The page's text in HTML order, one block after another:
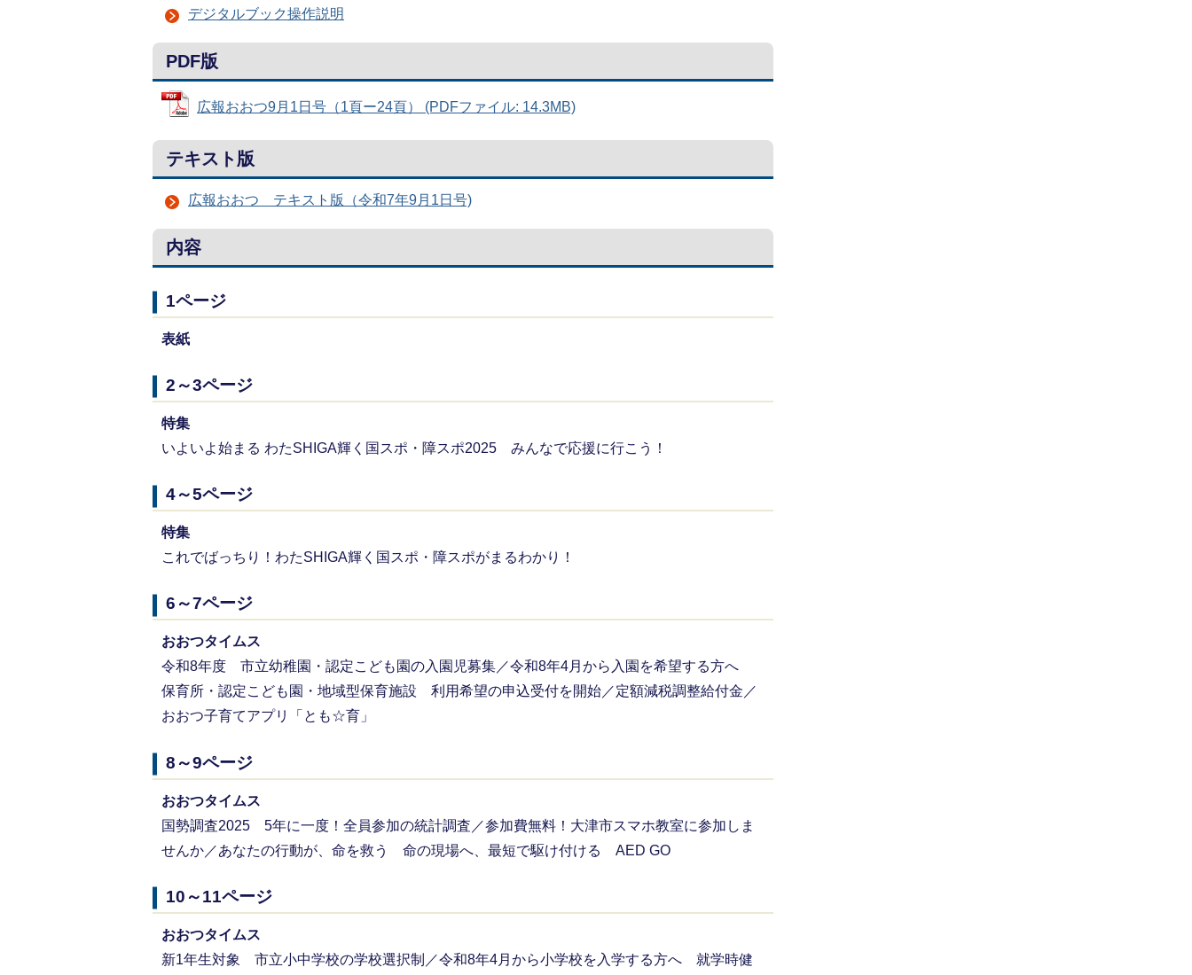
デジタルブック操作説明
PDF版
広報おおつ9月1日号（1頁ー24頁） (PDFファイル: 14.3MB)
テキスト版
広報おおつ テキスト版（令和7年9月1日号)
内容
1ページ
表紙
2～3ページ
特集
いよいよ始まる わたSHIGA輝く国スポ・障スポ2025 みんなで応援に行こう！
4～5ページ
特集
これでばっちり！わたSHIGA輝く国スポ・障スポがまるわかり！
6～7ページ
おおつタイムス
令和8年度 市立幼稚園・認定こども園の入園児募集／令和8年4月から入園を希望する方へ
保育所・認定こども園・地域型保育施設 利用希望の申込受付を開始／定額減税調整給付金／
おおつ子育てアプリ「とも☆育」
8～9ページ
おおつタイムス
国勢調査2025 5年に一度！全員参加の統計調査／参加費無料！大津市スマホ教室に参加しま
せんか／あなたの行動が、命を救う 命の現場へ、最短で駆け付ける AED GO
10～11ページ
おおつタイムス
新1年生対象 市立小中学校の学校選択制／令和8年4月から小学校を入学する方へ 就学時健